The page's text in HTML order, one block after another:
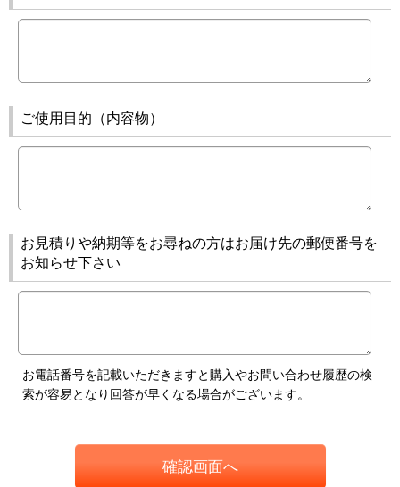
ご使用目的（内容物）
お見積りや納期等をお尋ねの方はお届け先の郵便番号を
お知らせ下さい
お電話番号を記載いただきますと購入やお問い合わせ履歴の検
索が容易となり回答が早くなる場合がございます。
確認画面へ